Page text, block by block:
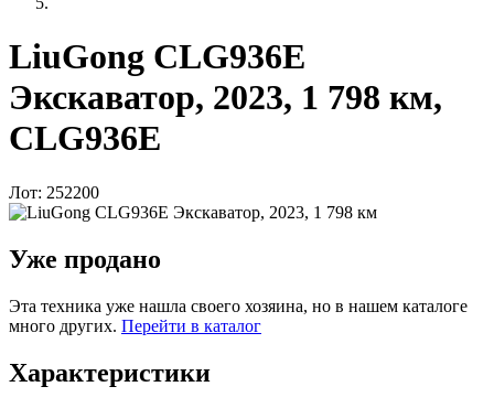
LiuGong CLG936E
Экскаватор, 2023, 1 798 км,
CLG936E
Лот: 252200
Уже продано
Эта техника уже нашла своего хозяина, но в нашем каталоге
много других. Перейти в каталог
Характеристики